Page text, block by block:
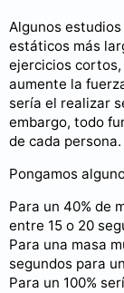
Algunos
estáticos más
ejercicios cortos,
aumente la
sería el realizar
embargo, todo
de cada persona.
Pongamos
Para un 40% de
entre 15 o 20
Para una masa
segundos para
Para un 100%